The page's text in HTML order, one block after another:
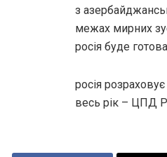
з
межах мирних
росія буде
росія
весь рік – ЦПД